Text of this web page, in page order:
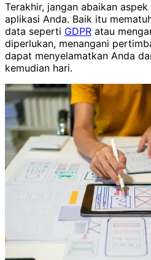
Terakhir, jangan abaikan
aplikasi Anda. Baik itu
data seperti GDPR atau
diperlukan, menangani
dapat menyelamatkan Anda
kemudian hari.